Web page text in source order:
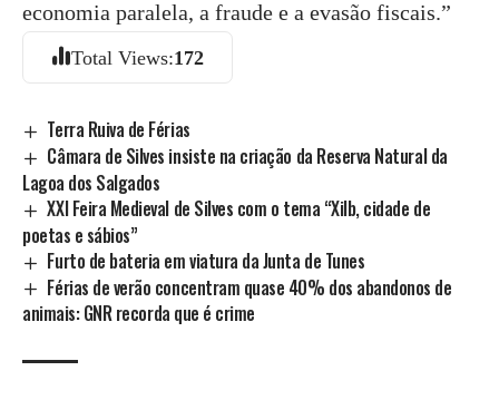
economia paralela, a fraude e a evasão fiscais.”
Total Views:172
Terra Ruiva de Férias
Câmara de Silves insiste na criação da Reserva Natural da
Lagoa dos Salgados
XXI Feira Medieval de Silves com o tema “Xilb, cidade de
poetas e sábios”
Furto de bateria em viatura da Junta de Tunes
Férias de verão concentram quase 40% dos abandonos de
animais: GNR recorda que é crime